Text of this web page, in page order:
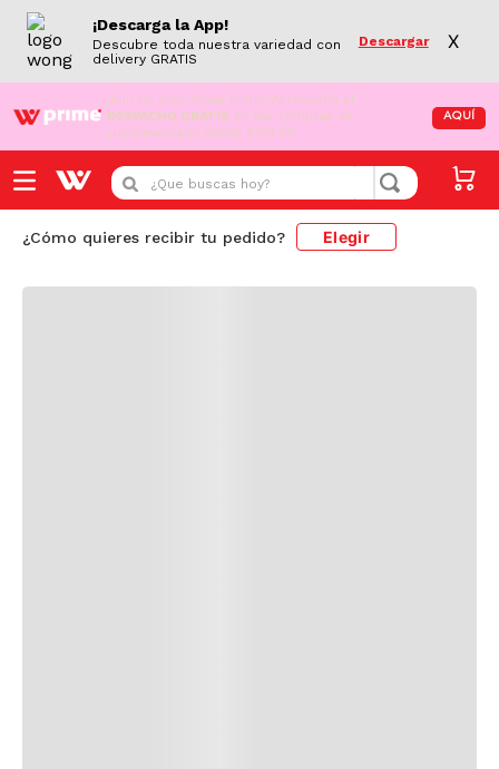
¡Descarga la App!
Descubre toda nuestra variedad con
delivery GRATIS
Descargar X
¡Aún no eres Wong Prime! Aprovecha el
DESPACHO GRATIS en tus compras de
supermercado desde S/79.90
AQUÍ
¿Que buscas hoy?
¿Cómo quieres recibir tu pedido? Elegir
Resultado de búsqueda PRODUCTOS